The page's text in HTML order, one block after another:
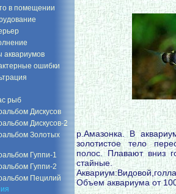
в помещении
аквариумов
ошибки
рыб
Дискусов
Дискусов-2
Золотых
Гуппи-1
Гуппи-2
Пецилий
р.Амазонка. В
золотистое тело
полос. Плавают вниз
стайные.
Объем аквариума от